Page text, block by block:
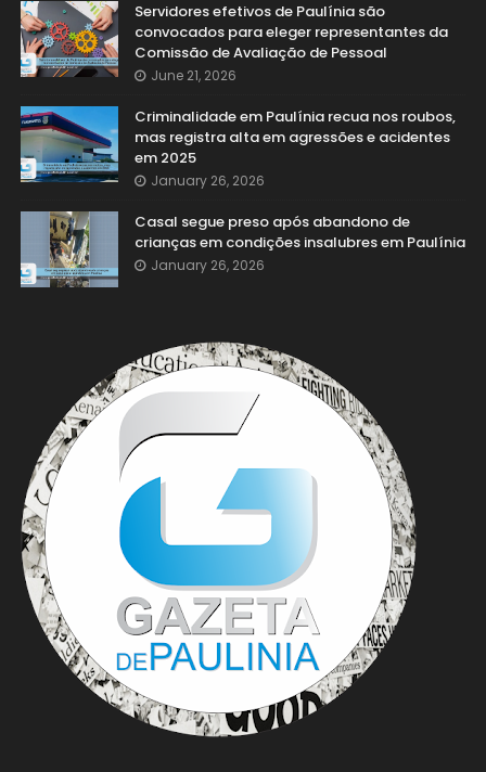
Servidores efetivos de Paulínia são
convocados para eleger representantes da
Comissão de Avaliação de Pessoal
June 21, 2026
Criminalidade em Paulínia recua nos roubos,
mas registra alta em agressões e acidentes
em 2025
January 26, 2026
Casal segue preso após abandono de
crianças em condições insalubres em Paulínia
January 26, 2026